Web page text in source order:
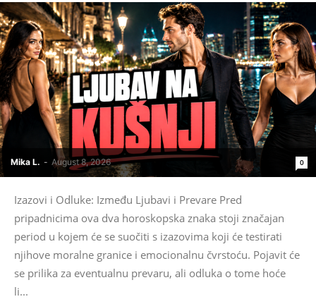
Mika L. - August 8, 2026 0
Izazovi i Odluke: Između Ljubavi i Prevare Pred
pripadnicima ova dva horoskopska znaka stoji značajan
period u kojem će se suočiti s izazovima koji će testirati
njihove moralne granice i emocionalnu čvrstoću. Pojavit će
se prilika za eventualnu prevaru, ali odluka o tome hoće
li...